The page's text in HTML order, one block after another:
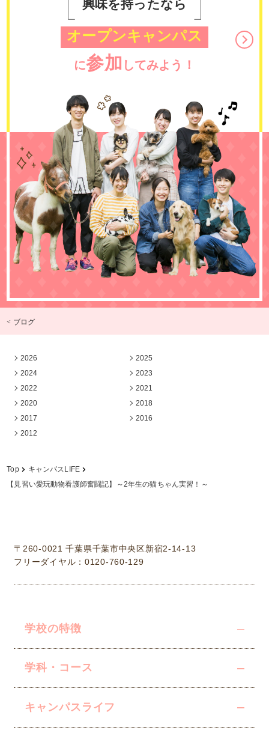
興味を持ったなら
オープンキャンパス
に参加 してみよう！
< ブログ
2026
2025
2024
2023
2022
2021
2020
2018
2017
2016
2012
Top
キャンパスLIFE
【見習い愛玩動物看護師奮闘記】～2年生の猫ちゃん実習！～
学校の特徴
学科・コース
キャンパスライフ
〒260-0021 千葉県千葉市中央区新宿2-14-13
フリーダイヤル：0120-760-129